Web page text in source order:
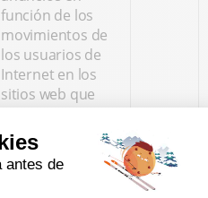
función de los
movimientos de
los usuarios de
Internet en los
sitios web que
utilizan la misma
red publicitaria.
Registra datos